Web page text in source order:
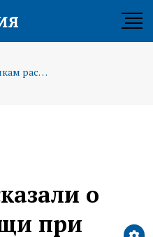
Тулякам рассказали о первой помощи при резком повышении давления
о
при